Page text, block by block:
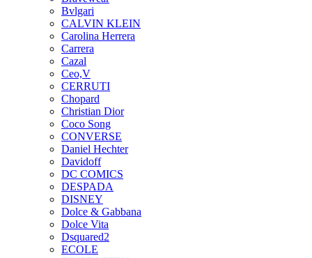
Bvlgari
CALVIN KLEIN
Carolina Herrera
Carrera
Cazal
Ceo,V
CERRUTI
Chopard
Christian Dior
Coco Song
CONVERSE
Daniel Hechter
Davidoff
DC COMICS
DESPADA
DISNEY
Dolce & Gabbana
Dolce Vita
Dsquared2
ECOLE